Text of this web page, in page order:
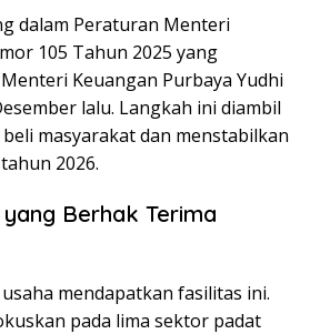
dalam Peraturan Menteri
105 Tahun 2025 yang
Keuangan Purbaya Yudhi
lalu. Langkah ini diambil
masyarakat dan menstabilkan
2026.
Berhak Terima
mendapatkan fasilitas ini.
pada lima sektor padat